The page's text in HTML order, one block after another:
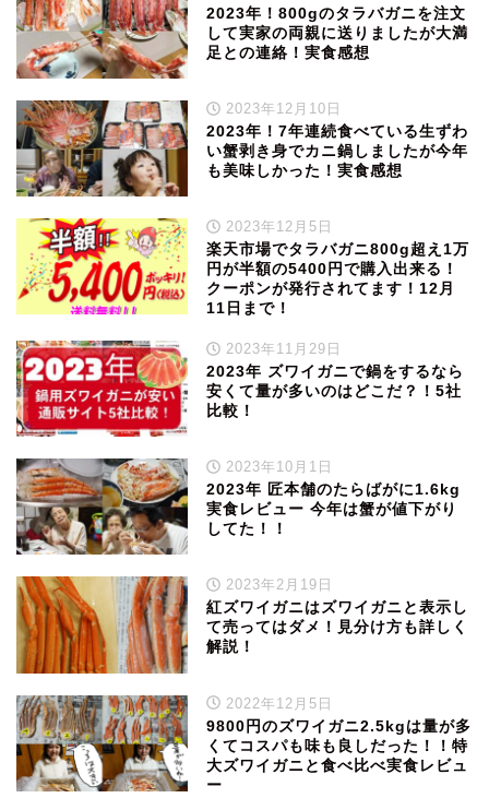
2023年！800gのタラバガニを注文
して実家の両親に送りましたが大満
足との連絡！実食感想
2023年12月10日
2023年！7年連続食べている生ずわ
い蟹剥き身でカニ鍋しましたが今年
も美味しかった！実食感想
2023年12月5日
楽天市場でタラバガニ800g超え1万
円が半額の5400円で購入出来る！
クーポンが発行されてます！12月
11日まで！
2023年11月29日
2023年 ズワイガニで鍋をするなら
安くて量が多いのはどこだ？！5社
比較！
2023年10月1日
2023年 匠本舗のたらばがに1.6kg
実食レビュー 今年は蟹が値下がり
してた！！
2023年2月19日
紅ズワイガニはズワイガニと表示し
て売ってはダメ！見分け方も詳しく
解説！
2022年12月5日
9800円のズワイガニ2.5kgは量が多
くてコスパも味も良しだった！！特
大ズワイガニと食べ比べ実食レビュ
ー